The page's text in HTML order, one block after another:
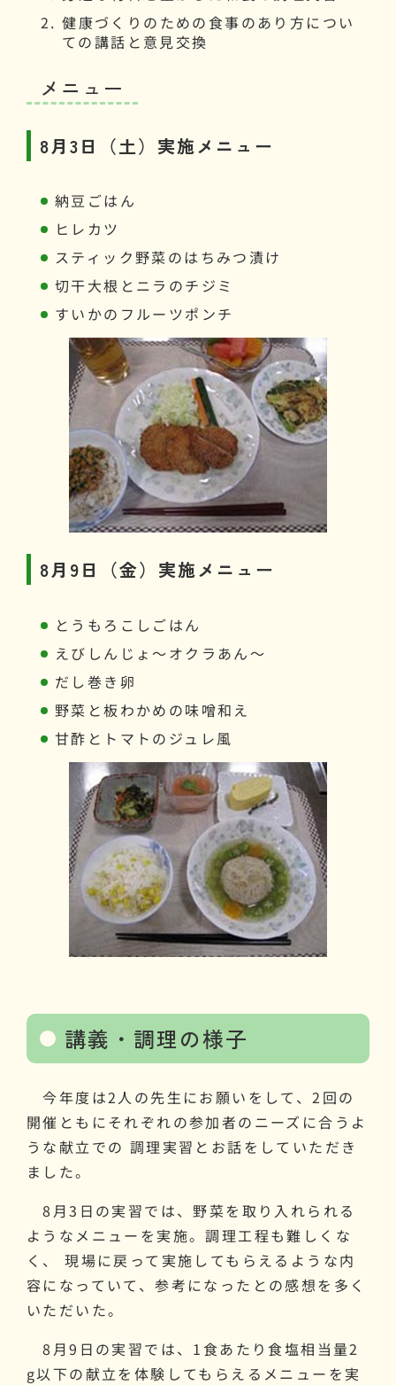
健康づくりのための食事のあり方につい
ての講話と意見交換
メニュー
8月3日（土）実施メニュー
納豆ごはん
ヒレカツ
スティック野菜のはちみつ漬け
切干大根とニラのチジミ
すいかのフルーツポンチ
8月9日（金）実施メニュー
とうもろこしごはん
えびしんじょ～オクラあん～
だし巻き卵
野菜と板わかめの味噌和え
甘酢とトマトのジュレ風
講義・調理の様子
今年度は2人の先生にお願いをして、2回の
開催ともにそれぞれの参加者のニーズに合うよ
うな献立での 調理実習とお話をしていただき
ました。
8月3日の実習では、野菜を取り入れられる
ようなメニューを実施。調理工程も難しくな
く、 現場に戻って実施してもらえるような内
容になっていて、参考になったとの感想を多く
いただいた。
8月9日の実習では、1食あたり食塩相当量2
g以下の献立を体験してもらえるメニューを実